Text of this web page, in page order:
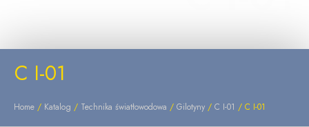
C I-01
Home / Katalog / Technika światłowodowa / Gilotyny / C I-01 / C I-01